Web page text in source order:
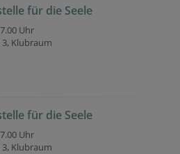
für die Seele
Uhr
Klubraum
für die Seele
Uhr
Klubraum